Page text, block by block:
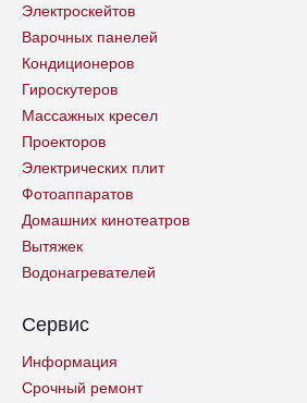
Электроскейтов
Варочных панелей
Кондиционеров
Гироскутеров
Массажных кресел
Проекторов
Электрических плит
Фотоаппаратов
Домашних кинотеатров
Вытяжек
Водонагревателей
Сервис
Информация
Срочный ремонт